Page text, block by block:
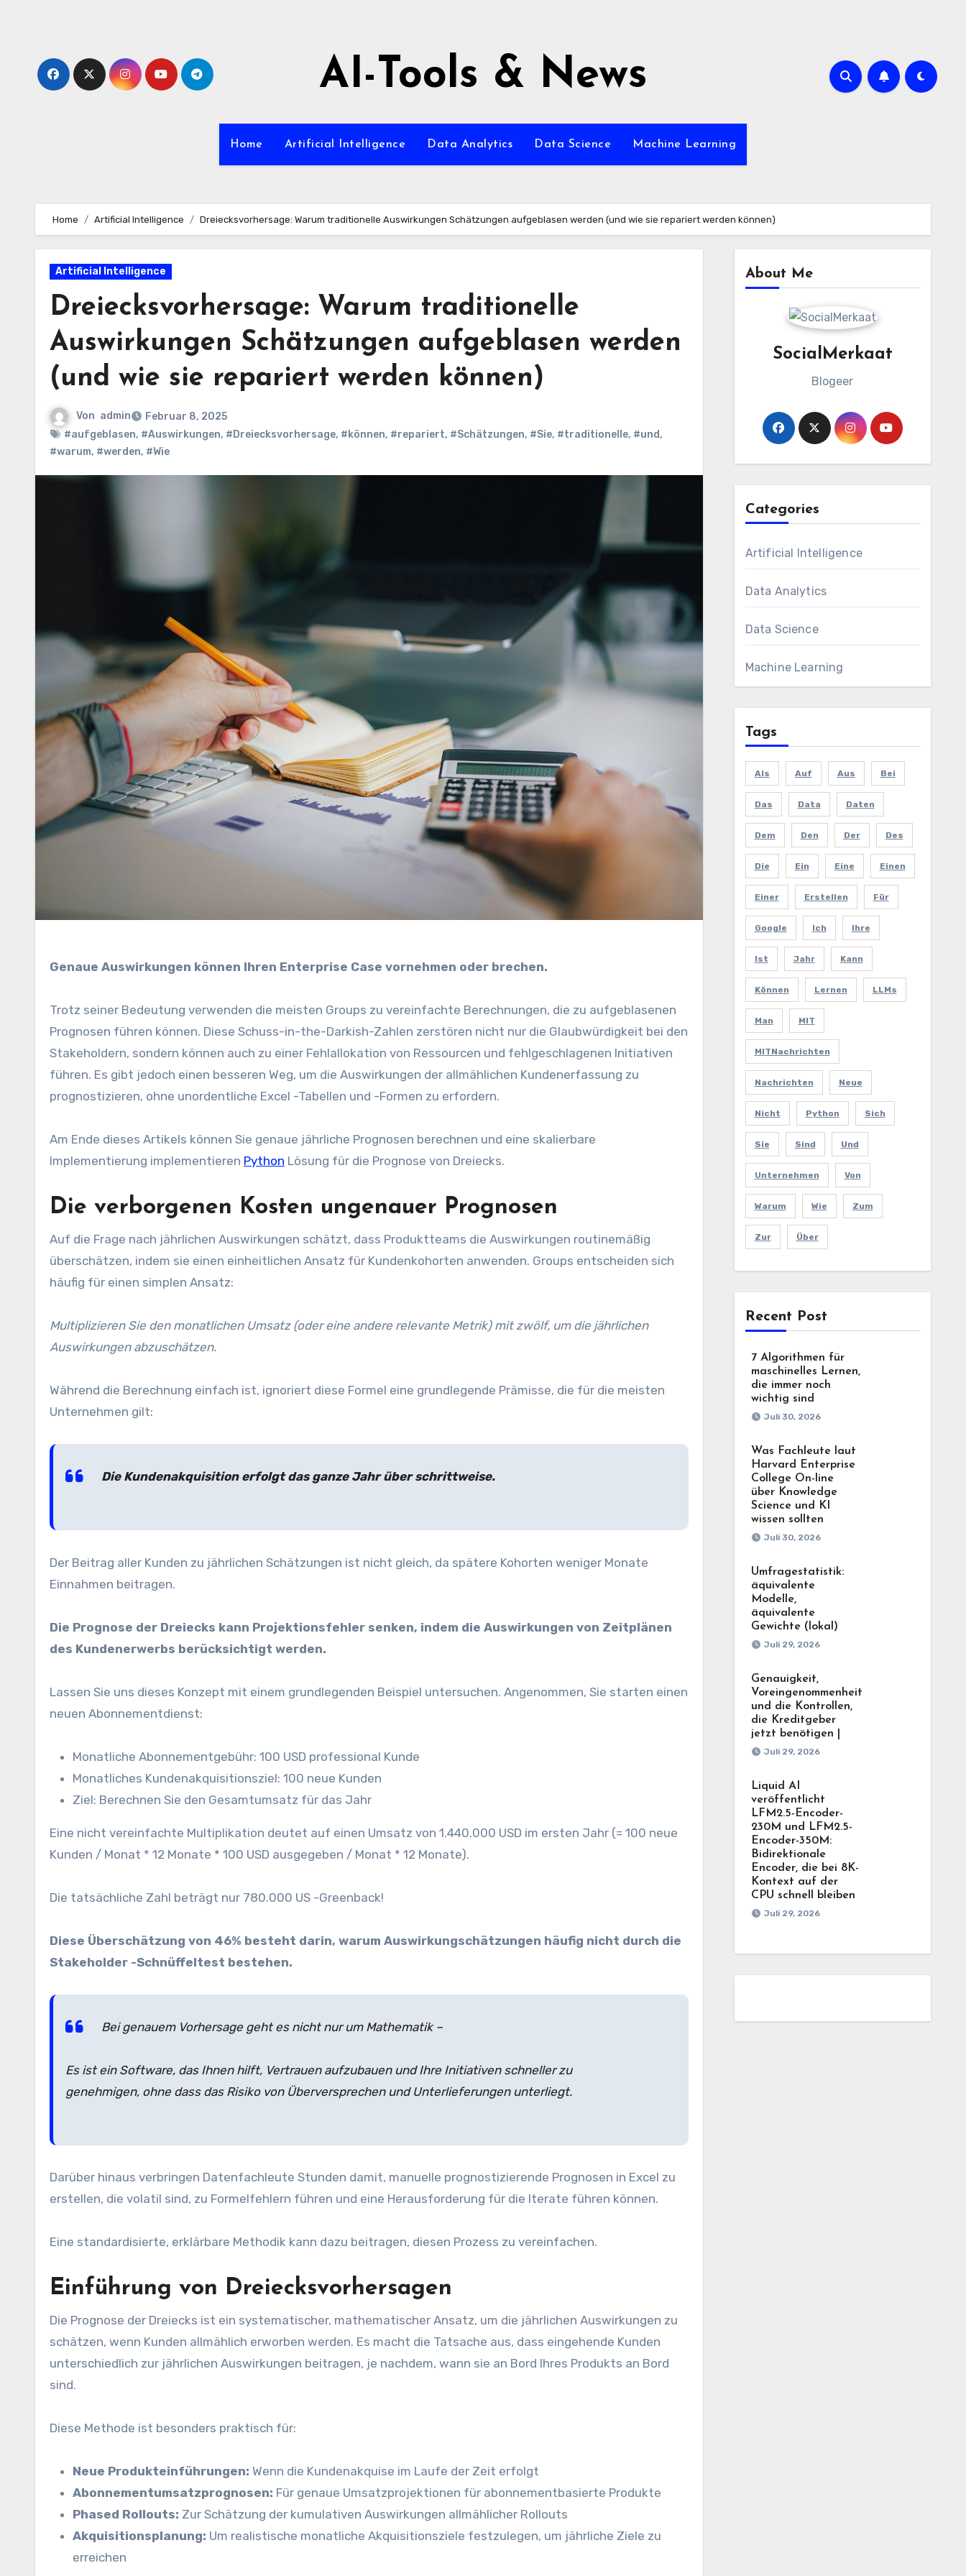
AI-Tools & News
Home Artificial Intelligence Data Analytics Data Science Machine Learning
Home Artificial Intelligence Dreiecksvorhersage: Warum traditionelle Auswirkungen Schätzungen aufgeblasen werden (und wie sie repariert werden können)
Artificial Intelligence
Dreiecksvorhersage: Warum traditionelle
Auswirkungen Schätzungen aufgeblasen werden
(und wie sie repariert werden können)
Von admin
Februar 8, 2025
#aufgeblasen, #Auswirkungen, #Dreiecksvorhersage, #können, #repariert, #Schätzungen, #Sie, #traditionelle, #und,
#warum, #werden, #Wie
Genaue Auswirkungen können Ihren Enterprise Case vornehmen oder brechen.
Trotz seiner Bedeutung verwenden die meisten Groups zu vereinfachte Berechnungen, die zu aufgeblasenen
Prognosen führen können. Diese Schuss-in-the-Darkish-Zahlen zerstören nicht nur die Glaubwürdigkeit bei den
Stakeholdern, sondern können auch zu einer Fehlallokation von Ressourcen und fehlgeschlagenen Initiativen
führen. Es gibt jedoch einen besseren Weg, um die Auswirkungen der allmählichen Kundenerfassung zu
prognostizieren, ohne unordentliche Excel -Tabellen und -Formen zu erfordern.
Am Ende dieses Artikels können Sie genaue jährliche Prognosen berechnen und eine skalierbare
Implementierung implementieren Python Lösung für die Prognose von Dreiecks.
Die verborgenen Kosten ungenauer Prognosen
Auf die Frage nach jährlichen Auswirkungen schätzt, dass Produktteams die Auswirkungen routinemäßig
überschätzen, indem sie einen einheitlichen Ansatz für Kundenkohorten anwenden. Groups entscheiden sich
häufig für einen simplen Ansatz:
Multiplizieren Sie den monatlichen Umsatz (oder eine andere relevante Metrik) mit zwölf, um die jährlichen
Auswirkungen abzuschätzen.
Während die Berechnung einfach ist, ignoriert diese Formel eine grundlegende Prämisse, die für die meisten
Unternehmen gilt:
Die Kundenakquisition erfolgt das ganze Jahr über schrittweise.
Der Beitrag aller Kunden zu jährlichen Schätzungen ist nicht gleich, da spätere Kohorten weniger Monate
Einnahmen beitragen.
Die Prognose der Dreiecks kann Projektionsfehler senken, indem die Auswirkungen von Zeitplänen
des Kundenerwerbs berücksichtigt werden.
Lassen Sie uns dieses Konzept mit einem grundlegenden Beispiel untersuchen. Angenommen, Sie starten einen
neuen Abonnementdienst:
Monatliche Abonnementgebühr: 100 USD professional Kunde
Monatliches Kundenakquisitionsziel: 100 neue Kunden
Ziel: Berechnen Sie den Gesamtumsatz für das Jahr
Eine nicht vereinfachte Multiplikation deutet auf einen Umsatz von 1.440.000 USD im ersten Jahr (= 100 neue
Kunden / Monat * 12 Monate * 100 USD ausgegeben / Monat * 12 Monate).
Die tatsächliche Zahl beträgt nur 780.000 US -Greenback!
Diese Überschätzung von 46% besteht darin, warum Auswirkungschätzungen häufig nicht durch die
Stakeholder -Schnüffeltest bestehen.
Bei genauem Vorhersage geht es nicht nur um Mathematik –
Es ist ein Software, das Ihnen hilft, Vertrauen aufzubauen und Ihre Initiativen schneller zu
genehmigen, ohne dass das Risiko von Überversprechen und Unterlieferungen unterliegt.
Darüber hinaus verbringen Datenfachleute Stunden damit, manuelle prognostizierende Prognosen in Excel zu
erstellen, die volatil sind, zu Formelfehlern führen und eine Herausforderung für die Iterate führen können.
Eine standardisierte, erklärbare Methodik kann dazu beitragen, diesen Prozess zu vereinfachen.
Einführung von Dreiecksvorhersagen
Die Prognose der Dreiecks ist ein systematischer, mathematischer Ansatz, um die jährlichen Auswirkungen zu
schätzen, wenn Kunden allmählich erworben werden. Es macht die Tatsache aus, dass eingehende Kunden
unterschiedlich zur jährlichen Auswirkungen beitragen, je nachdem, wann sie an Bord Ihres Produkts an Bord
sind.
Diese Methode ist besonders praktisch für:
Neue Produkteinführungen: Wenn die Kundenakquise im Laufe der Zeit erfolgt
Abonnementumsatzprognosen: Für genaue Umsatzprojektionen für abonnementbasierte Produkte
Phased Rollouts: Zur Schätzung der kumulativen Auswirkungen allmählicher Rollouts
Akquisitionsplanung: Um realistische monatliche Akquisitionsziele festzulegen, um jährliche Ziele zu
erreichen
About Me
SocialMerkaat
Blogeer
Categories
Artificial Intelligence
Data Analytics
Data Science
Machine Learning
Tags
Als Auf Aus Bei
Das Data Daten
Dem Den Der Des
Die Ein Eine Einen
Einer Erstellen Für
Google Ich Ihre
Ist Jahr Kann
Können Lernen LLMs
Man MIT
MITNachrichten
Nachrichten Neue
Nicht Python Sich
Sie Sind Und
Unternehmen Von
Warum Wie Zum
Zur Über
Recent Post
7 Algorithmen für
maschinelles Lernen,
die immer noch
wichtig sind
Juli 30, 2026
Was Fachleute laut
Harvard Enterprise
College On-line
über Knowledge
Science und KI
wissen sollten
Juli 30, 2026
Umfragestatistik:
äquivalente
Modelle,
äquivalente
Gewichte (lokal)
Juli 29, 2026
Genauigkeit,
Voreingenommenheit
und die Kontrollen,
die Kreditgeber
jetzt benötigen |
Juli 29, 2026
Liquid AI
veröffentlicht
LFM2.5-Encoder-
230M und LFM2.5-
Encoder-350M:
Bidirektionale
Encoder, die bei 8K-
Kontext auf der
CPU schnell bleiben
Juli 29, 2026